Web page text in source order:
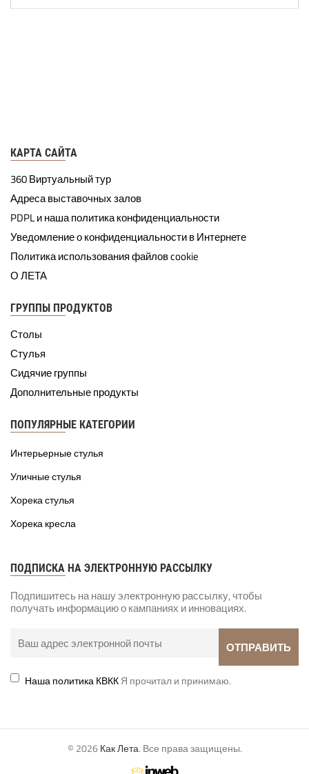
КАРТА САЙТА
360 Виртуальный тур
Адреса выставочных залов
PDPL и наша политика конфиденциальности
Уведомление о конфиденциальности в Интернете
Политика использования файлов cookie
О ЛЕТА
ГРУППЫ ПРОДУКТОВ
Столы
Стулья
Сидячие группы
Дополнительные продукты
ПОПУЛЯРНЫЕ КАТЕГОРИИ
Интерьерные стулья
Уличные стулья
Хорека стулья
Хорека кресла
ПОДПИСКА НА ЭЛЕКТРОННУЮ РАССЫЛКУ
Подпишитесь на нашу электронную рассылку, чтобы
получать информацию о кампаниях и инновациях.
Наша политика КВККЯ прочитал и принимаю.
© 2026 Как Лета. Все права защищены.